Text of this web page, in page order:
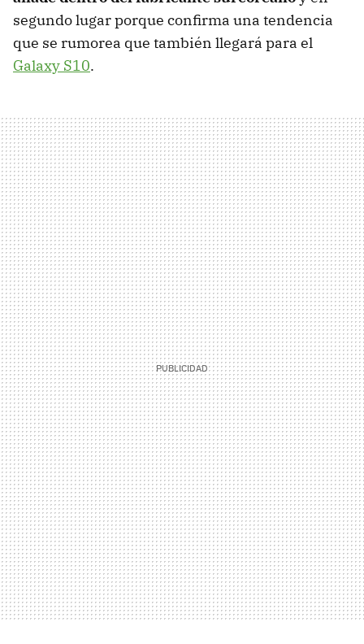
segundo lugar porque confirma una tendencia
que se rumorea que también llegará para el
Galaxy S10.